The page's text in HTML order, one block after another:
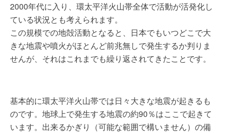
2000年代に入り、環太平洋火山帯全体で活動が活発化し
ている状況とも考えられます。
この規模での地殻活動となると、日本でもいつどこで大
きな地震や噴火がほとんど前兆無しで発生するか判りま
せんが、それはこれまでも繰り返されてきたことです。
基本的に環太平洋火山帯では日々大きな地震が起きるも
のです。地球上で発生する地震の約90％はここで起きて
います。出来るかぎり（可能な範囲で構いません）の備